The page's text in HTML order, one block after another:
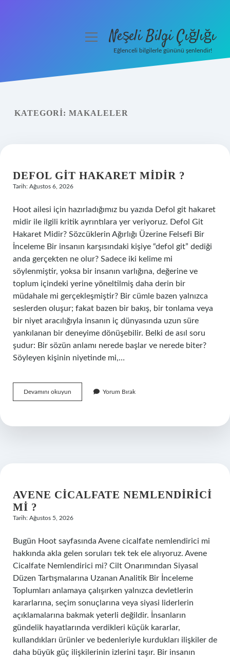
Yasal Uyarı
menüyüNeşeli Bilgi Çığlığı
Eğlenceli bilgilerle gününü şenlendir!
KATEGORI: MAKALELER
DEFOL GIT HAKARET MIDIR ?
Tarih: Ağustos 6, 2026
Hoot ailesi için hazırladığımız bu yazıda Defol git hakaret
midir ile ilgili kritik ayrıntılara yer veriyoruz. Defol Git
Hakaret Midir? Sözcüklerin Ağırlığı Üzerine Felsefi Bir
İnceleme Bir insanın karşısındaki kişiye “defol git” dediği
anda gerçekten ne olur? Sadece iki kelime mi
söylenmiştir, yoksa bir insanın varlığına, değerine ve
toplum içindeki yerine yöneltilmiş daha derin bir
müdahale mi gerçekleşmiştir? Bir cümle bazen yalnızca
seslerden oluşur; fakat bazen bir bakış, bir tonlama veya
bir niyet aracılığıyla insanın iç dünyasında uzun süre
yankılanan bir deneyime dönüşebilir. Belki de asıl soru
şudur: Bir sözün anlamı nerede başlar ve nerede biter?
Söyleyen kişinin niyetinde mi,…
Devamını okuyun
git
?
Yorum Bırak
AVENE CICALFATE NEMLENDIRICI
MI ?
Tarih: Ağustos 5, 2026
Bugün Hoot sayfasında Avene cicalfate nemlendirici mi
hakkında akla gelen soruları tek tek ele alıyoruz. Avene
Cicalfate Nemlendirici mi? Cilt Onarımından Siyasal
Düzen Tartışmalarına Uzanan Analitik Bir İnceleme
Toplumları anlamaya çalışırken yalnızca devletlerin
kararlarına, seçim sonuçlarına veya siyasi liderlerin
açıklamalarına bakmak yeterli değildir. İnsanların
gündelik hayatlarında verdikleri küçük kararlar,
kullandıkları ürünler ve bedenleriyle kurdukları ilişkiler de
daha büyük güç ilişkilerinin izlerini taşır. Bir insanın